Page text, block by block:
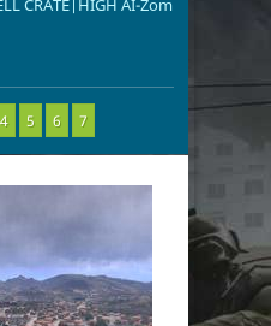
CRATE|HIGH AI-Zombie-Loot-
4 5 6 7